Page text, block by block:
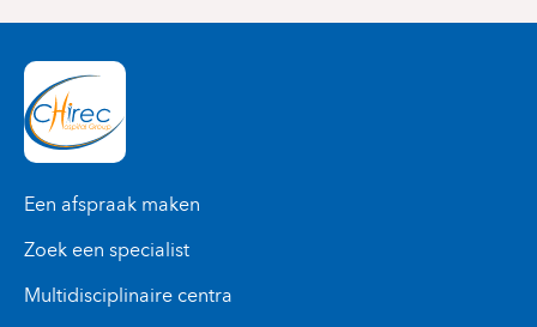
+32 2 434 81 03
WEG 142
Een afspraak maken
Zoek een specialist
Multidisciplinaire centra